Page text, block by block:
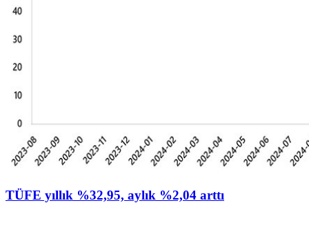
TÜFE yıllık %32,95, aylık %2,04 arttı